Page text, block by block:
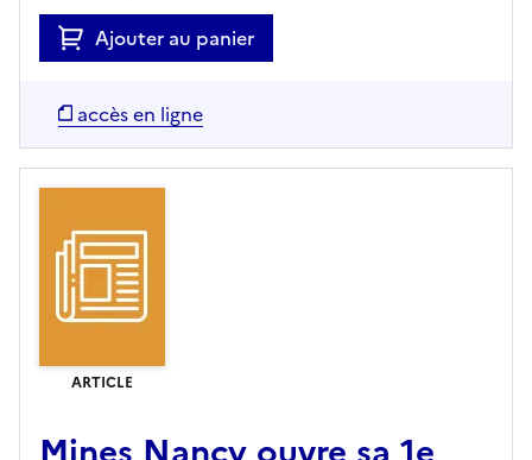
Ajouter au panier
accès en ligne
ARTICLE